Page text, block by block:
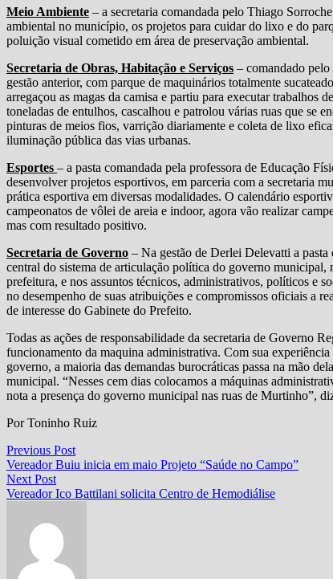
Meio Ambiente – a secretaria comandada pelo Thiago
ambiental no município, os projetos para cuidar do lixo e do
poluição visual cometido em área de preservação ambiental.
Secretaria de Obras, Habitação e Serviços – comandado pelo
gestão anterior, com parque de maquinários totalmente
arregaçou as magas da camisa e partiu para executar trabalhos
toneladas de entulhos, cascalhou e patrolou várias ruas que se
pinturas de meios fios, varrição diariamente e coleta de lixo
iluminação pública das vias urbanas.
Esportes – a pasta comandada pela professora de Educação
desenvolver projetos esportivos, em parceria com a secretaria
prática esportiva em diversas modalidades. O calendário
campeonatos de vôlei de areia e indoor, agora vão realizar
mas com resultado positivo.
Secretaria de Governo – Na gestão de Derlei Delevatti a
central do sistema de articulação política do governo municipal,
prefeitura, e nos assuntos técnicos, administrativos, políticos e
no desempenho de suas atribuições e compromissos oficiais a
de interesse do Gabinete do Prefeito.
Todas as ações de responsabilidade da secretaria de Governo
funcionamento da maquina administrativa. Com sua
governo, a maioria das demandas burocráticas passa na mão
municipal. “Nesses cem dias colocamos a máquinas
nota a presença do governo municipal nas ruas de Murtinho”,
Por Toninho Ruiz
Navegação
de
Post
Previous PostPrevious
post:
Vereador Buiu inicia em maio Projeto “Saúde no Campo”
Next PostNext
post:
Vereador Ico Battilani solicita Centro de Hemodiálise